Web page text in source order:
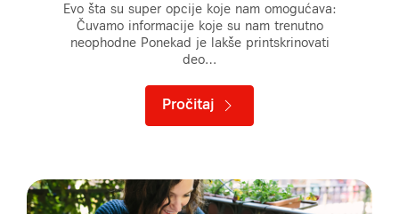
Evo šta su super opcije koje nam omogućava:
Čuvamo informacije koje su nam trenutno
neophodne Ponekad je lakše printskrinovati
deo…
Pročitaj